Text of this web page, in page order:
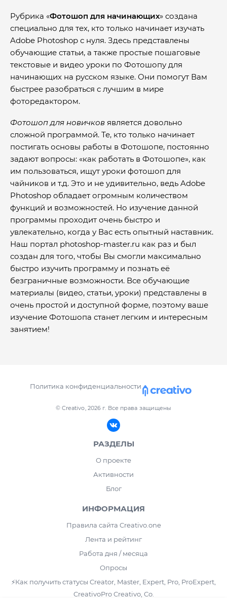
Рубрика «Фотошоп для начинающих» создана
специально для тех, кто только начинает изучать
Adobe Photoshop с нуля. Здесь представлены
обучающие статьи, а также простые пошаговые
текстовые и видео уроки по Фотошопу для
начинающих на русском языке. Они помогут Вам
быстрее разобраться с лучшим в мире
фоторедактором.
Фотошоп для новичков является довольно
сложной программой. Те, кто только начинает
постигать основы работы в Фотошопе, постоянно
задают вопросы: «как работать в Фотошопе», как
им пользоваться, ищут уроки фотошоп для
чайников и т.д. Это и не удивительно, ведь Adobe
Photoshop обладает огромным количеством
функций и возможностей. Но изучение данной
программы проходит очень быстро и
увлекательно, когда у Вас есть опытный наставник.
Наш портал photoshop-master.ru как раз и был
создан для того, чтобы Вы смогли максимально
быстро изучить программу и познать её
безграничные возможности. Все обучающие
материалы (видео, статьи, уроки) представлены в
очень простой и доступной форме, поэтому ваше
изучение Фотошопа станет легким и интересным
занятием!
© Creativo, 2026 г. Все права защищены
Политика конфиденциальности
РАЗДЕЛЫ
О проекте
Активности
Блог
ИНФОРМАЦИЯ
Правила сайта Creativo.one
Лента и рейтинг
Работа дня / месяца
Опросы
⚡️Как получить статусы Creator, Master, Expert, Pro, ProExpert,
CreativoPro Creativo, Co.